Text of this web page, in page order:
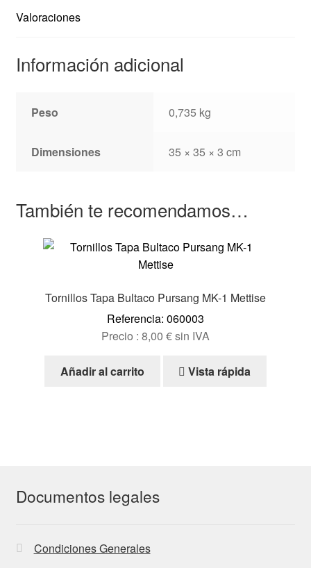
Valoraciones
Información adicional
Peso 0,735 kg
Dimensiones 35 × 35 × 3 cm
También te recomendamos…
Tornillos Tapa Bultaco Pursang MK-1 Mettise
Referencia: 060003
Precio : 8,00 €sin IVA
Añadir al carrito Vista rápida
Documentos legales
Condiciones Generales